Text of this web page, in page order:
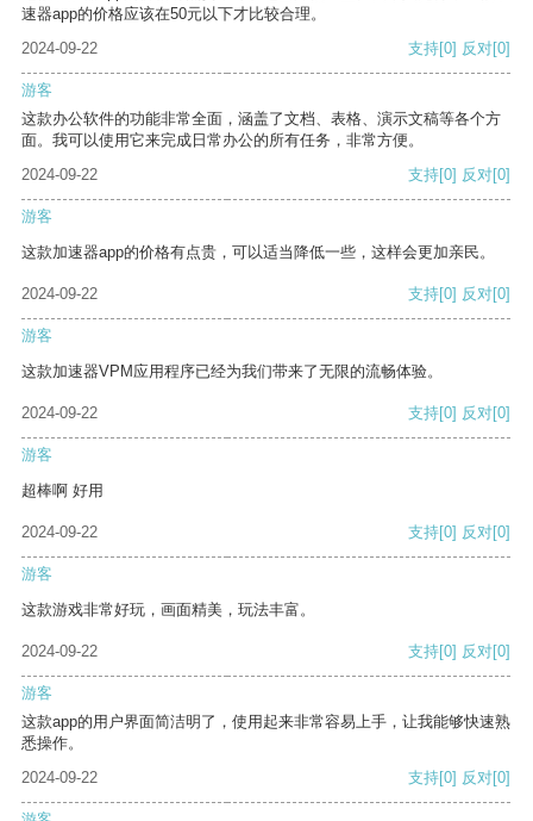
速器app的价格应该在50元以下才比较合理。
2024-09-22
支持[0] 反对[0]
游客
这款办公软件的功能非常全面，涵盖了文档、表格、演示文稿等各个方
面。我可以使用它来完成日常办公的所有任务，非常方便。
2024-09-22
支持[0] 反对[0]
游客
这款加速器app的价格有点贵，可以适当降低一些，这样会更加亲民。
2024-09-22 支持[0] 反对[0]
游客
这款加速器VPM应用程序已经为我们带来了无限的流畅体验。
2024-09-22 支持[0] 反对[0]
游客
超棒啊 好用
2024-09-22 支持[0] 反对[0]
游客
这款游戏非常好玩，画面精美，玩法丰富。
2024-09-22 支持[0] 反对[0]
游客
这款app的用户界面简洁明了，使用起来非常容易上手，让我能够快速熟
悉操作。
2024-09-22
支持[0] 反对[0]